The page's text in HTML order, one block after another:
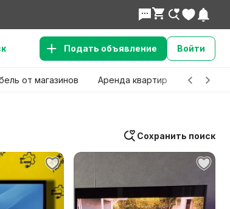
Подать объявление Войти
от магазинов Аренда квартир Детские
Сохранить поиск